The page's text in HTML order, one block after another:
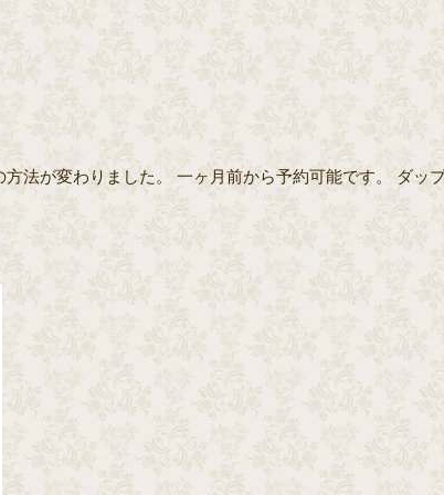
方法が変わりました。 一ヶ月前から予約可能です。 ダッ